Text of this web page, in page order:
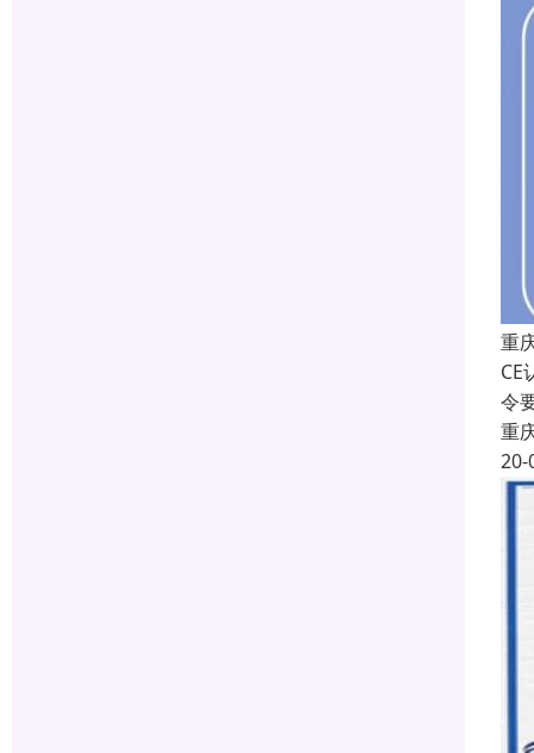
重
CE
令
重
20-